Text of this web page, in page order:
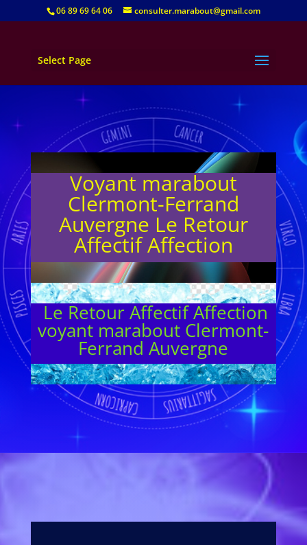
06 89 69 64 06 consulter.marabout@gmail.com
Select Page
Voyant marabout
Clermont-Ferrand
Auvergne Le Retour
Affectif Affection
Le Retour Affectif Affection
voyant marabout Clermont-
Ferrand Auvergne